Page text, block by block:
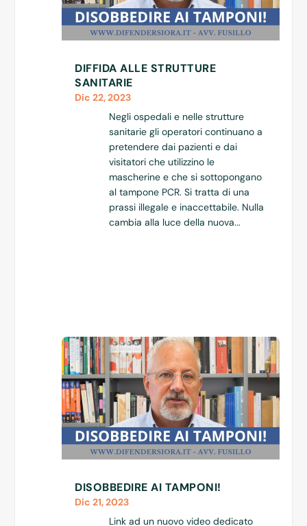
DIFFIDA ALLE STRUTTURE
SANITARIE
Dic 22, 2023
Negli ospedali e nelle strutture
sanitarie gli operatori continuano a
pretendere dai pazienti e dai
visitatori che utilizzino le
mascherine e che si sottopongano
al tampone PCR. Si tratta di una
prassi illegale e inaccettabile. Nulla
cambia alla luce della nuova...
DISOBBEDIRE AI TAMPONI!
Dic 21, 2023
Link ad un nuovo video dedicato